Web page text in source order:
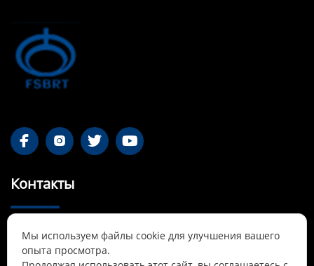
   
Контакты

55-1 Qianjin Road, район Синьфу, Фушунь,
Ляонин
Мы используем файлы cookie для улучшения вашего
опыта просмотра.